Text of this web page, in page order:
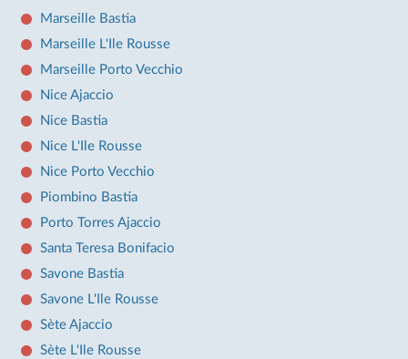
Marseille Bastia
Marseille L'Ile Rousse
Marseille Porto Vecchio
Nice Ajaccio
Nice Bastia
Nice L'Ile Rousse
Nice Porto Vecchio
Piombino Bastia
Porto Torres Ajaccio
Santa Teresa Bonifacio
Savone Bastia
Savone L'Ile Rousse
Sète Ajaccio
Sète L'Ile Rousse